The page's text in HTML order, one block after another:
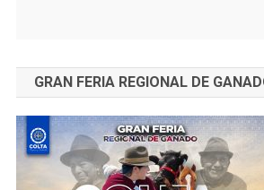
GRAN FERIA REGIONAL DE